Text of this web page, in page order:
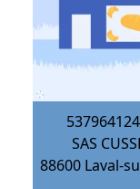
SAS
88600 Laval-